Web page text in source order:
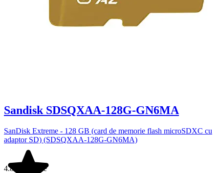
Sandisk SDSQXAA-128G-GN6MA
SanDisk Extreme - 128 GB (card de memorie flash microSDXC cu
adaptor SD) (SDSQXAA-128G-GN6MA)
4.8 din 5 stele